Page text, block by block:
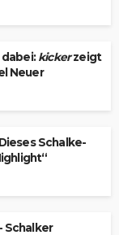
dabei:kickerzeigt
Neuer
Schalke-
Schalker